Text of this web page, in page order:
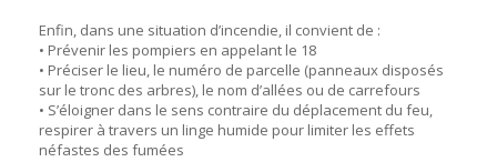
Enfin, dans une situation d’incendie, il convient de :
• Prévenir les pompiers en appelant le 18
• Préciser le lieu, le numéro de parcelle (panneaux disposés
sur le tronc des arbres), le nom d’allées ou de carrefours
• S’éloigner dans le sens contraire du déplacement du feu,
respirer à travers un linge humide pour limiter les effets
néfastes des fumées